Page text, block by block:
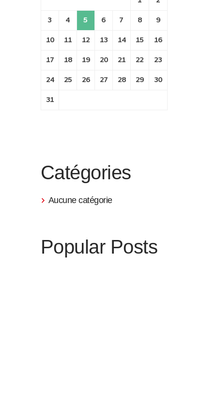
3 4 5 6 7 8 9
10 11 12 13 14 15 16
17 18 19 20 21 22 23
24 25 26 27 28 29 30
31
Catégories
Aucune catégorie
Popular Posts